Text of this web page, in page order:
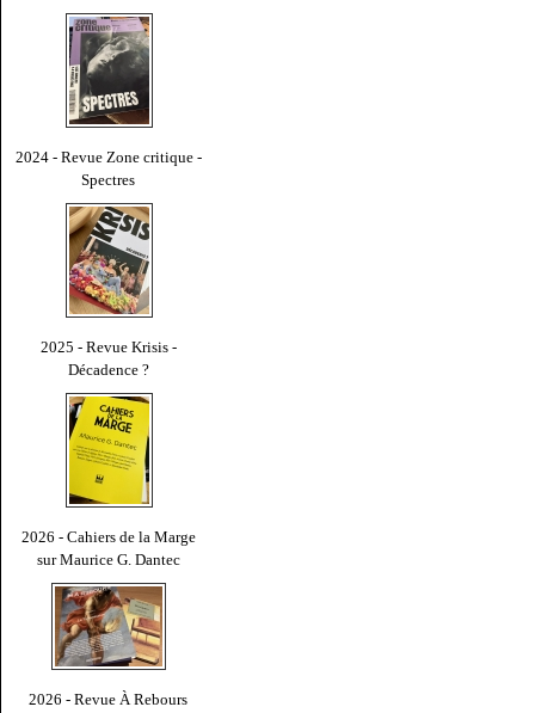
2024 - Revue Zone critique -
Spectres
2025 - Revue Krisis -
Décadence ?
2026 - Cahiers de la Marge
sur Maurice G. Dantec
2026 - Revue À Rebours